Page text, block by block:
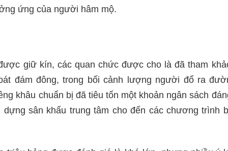
ứng của người hâm mộ.
giữ kín, các quan chức được cho là đã tham
đám đông, trong bối cảnh lượng người đổ ra
khâu chuẩn bị đã tiêu tốn một khoản ngân sách
dựng sân khấu trung tâm cho đến các chương trình